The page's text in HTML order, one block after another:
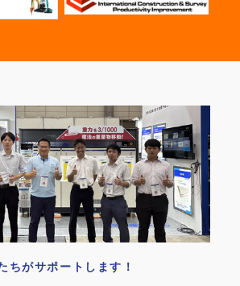
ちがサポートします！